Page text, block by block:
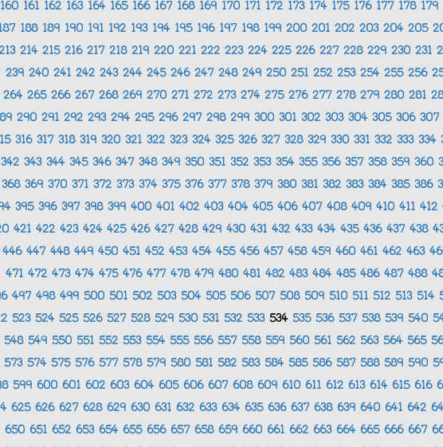
160 161 162 163 164 165 166 167 168 169 170 171 172 173 174 175 176 177 178 179
188 189 190 191 192 193 194 195 196 197 198 199 200 201 202 203 204 205
214 215 216 217 218 219 220 221 222 223 224 225 226 227 228 229 230 231
239 240 241 242 243 244 245 246 247 248 249 250 251 252 253 254 255 256
264 265 266 267 268 269 270 271 272 273 274 275 276 277 278 279 280 281
290 291 292 293 294 295 296 297 298 299 300 301 302 303 304 305 306 307
316 317 318 319 320 321 322 323 324 325 326 327 328 329 330 331 332 333 334
342 343 344 345 346 347 348 349 350 351 352 353 354 355 356 357 358 359 360
368 369 370 371 372 373 374 375 376 377 378 379 380 381 382 383 384 385 386
395 396 397 398 399 400 401 402 403 404 405 406 407 408 409 410 411 412
421 422 423 424 425 426 427 428 429 430 431 432 433 434 435 436 437 438
446 447 448 449 450 451 452 453 454 455 456 457 458 459 460 461 462 463
471 472 473 474 475 476 477 478 479 480 481 482 483 484 485 486 487 488
497 498 499 500 501 502 503 504 505 506 507 508 509 510 511 512 513 514
523 524 525 526 527 528 529 530 531 532 533 534 535 536 537 538 539 540
548 549 550 551 552 553 554 555 556 557 558 559 560 561 562 563 564 565
573 574 575 576 577 578 579 580 581 582 583 584 585 586 587 588 589 590
599 600 601 602 603 604 605 606 607 608 609 610 611 612 613 614 615 616
625 626 627 628 629 630 631 632 633 634 635 636 637 638 639 640 641 642
650 651 652 653 654 655 656 657 658 659 660 661 662 663 664 665 666 667